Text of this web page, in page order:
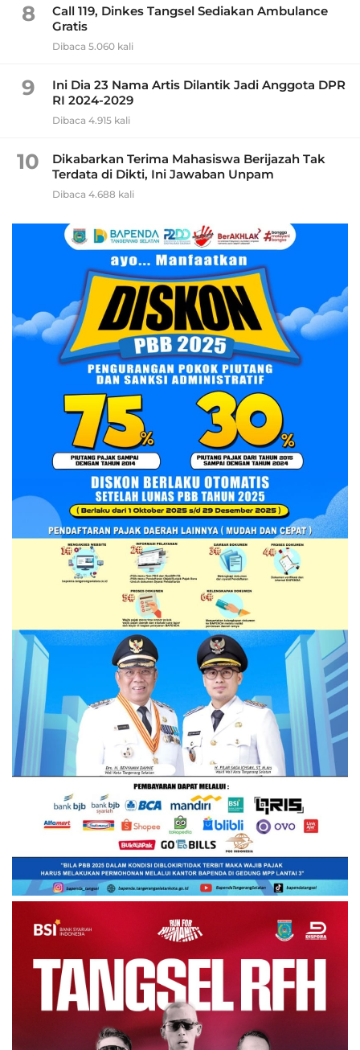
8
Call 119, Dinkes Tangsel Sediakan Ambulance
Gratis
Dibaca 5.060 kali
9
Ini Dia 23 Nama Artis Dilantik Jadi Anggota DPR
RI 2024-2029
Dibaca 4.915 kali
10
Dikabarkan Terima Mahasiswa Berijazah Tak
Terdata di Dikti, Ini Jawaban Unpam
Dibaca 4.688 kali